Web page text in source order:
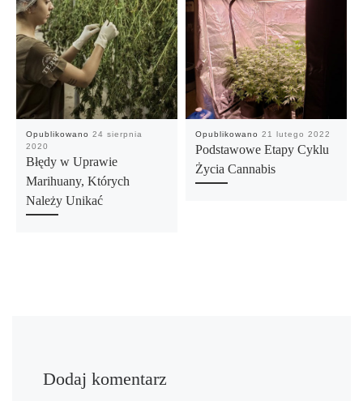
Opublikowano 24 sierpnia
2020
Błędy w Uprawie
Marihuany, Których
Należy Unikać
Opublikowano 21 lutego 2022
Podstawowe Etapy Cyklu
Życia Cannabis
Dodaj komentarz